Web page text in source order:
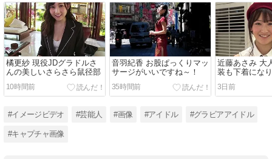
橘更紗 現役JDグラドルさ
んの美しいさらさら鼠径部
10時間前
音羽紀香 お股ぱっくりマッ
サージがいいですね～！
35時間前
近藤あさみ 大
装も下着にな
くなるのでい
～！
3日前
#イメージビデオ #芸能人 #画像 #アイドル #グラビアアイドル
#キャプチャ画像